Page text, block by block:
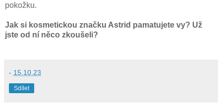
pokožku.
Jak si kosmetickou značku Astrid pamatujete vy? Už
jste od ní něco zkoušeli?
- 15.10.23
Sdílet